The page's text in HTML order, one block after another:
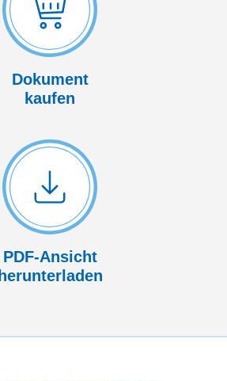
Dokument
kaufen
PDF-Ansicht
herunterladen